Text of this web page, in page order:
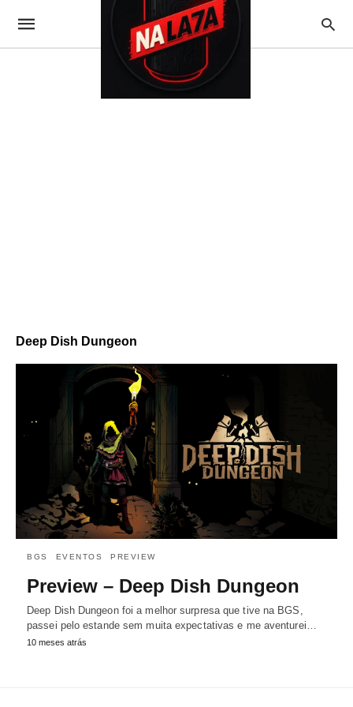
Deep Dish Dungeon
BGS EVENTOS PREVIEW
Preview – Deep Dish Dungeon
Deep Dish Dungeon foi a melhor surpresa que tive na BGS,
passei pelo estande sem muita expectativas e me aventurei…
10 meses atrás